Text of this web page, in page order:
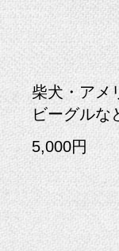
柴犬・アメ
ビーグルな
5,000円